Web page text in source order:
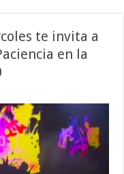
te invita a
en la